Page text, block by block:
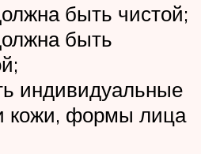
быть чистой;
быть
индивидуальные
кожи, формы лица